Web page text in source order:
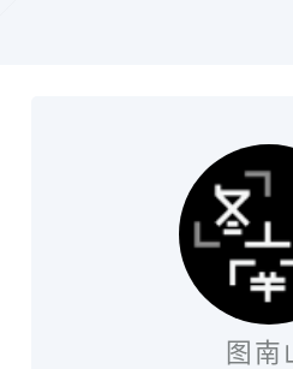
图南